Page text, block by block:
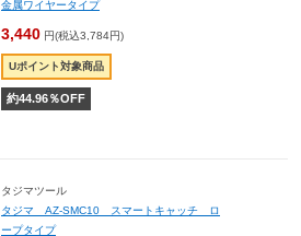
金属ワイヤータイプ
3,440 円(税込3,784円)
Uポイント対象商品
約44.96％OFF
タジマツール
タジマ AZ-SMC10 スマートキャッチ ロ
ープタイプ